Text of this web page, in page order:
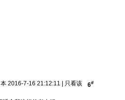
6#
2016-7-16 21:12:11
只看该